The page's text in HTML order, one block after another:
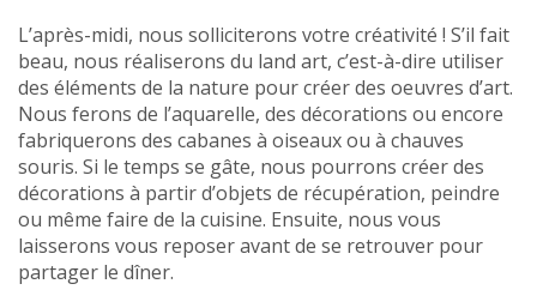
L’après-midi, nous solliciterons votre créativité ! S’il fait
beau, nous réaliserons du land art, c’est-à-dire utiliser
des éléments de la nature pour créer des oeuvres d’art.
Nous ferons de l’aquarelle, des décorations ou encore
fabriquerons des cabanes à oiseaux ou à chauves
souris. Si le temps se gâte, nous pourrons créer des
décorations à partir d’objets de récupération, peindre
ou même faire de la cuisine. Ensuite, nous vous
laisserons vous reposer avant de se retrouver pour
partager le dîner.